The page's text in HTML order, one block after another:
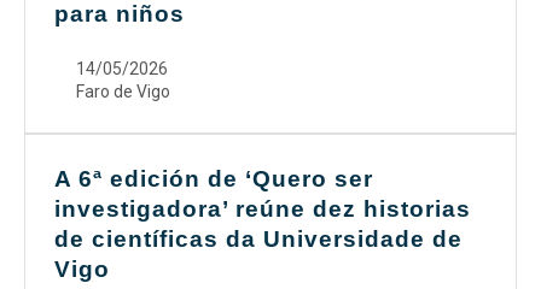
para niños
14/05/2026
Faro de Vigo
A 6ª edición de ‘Quero ser
investigadora’ reúne dez historias
de científicas da Universidade de
Vigo